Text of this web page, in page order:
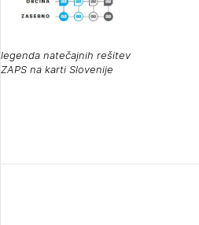
legenda natečajnih rešitev
ZAPS na karti Slovenije